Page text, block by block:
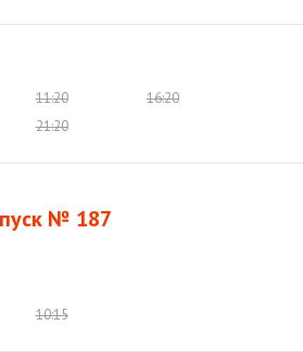
11:20
16:20
21:20
№ 187
10:15